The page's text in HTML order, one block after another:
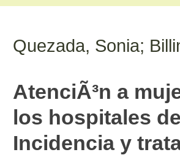
Quezada, Sonia;
AtenciÃ³n a
los hospitales
Incidencia y